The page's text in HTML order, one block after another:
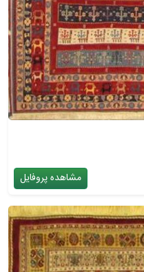
مشاهده پروفایل